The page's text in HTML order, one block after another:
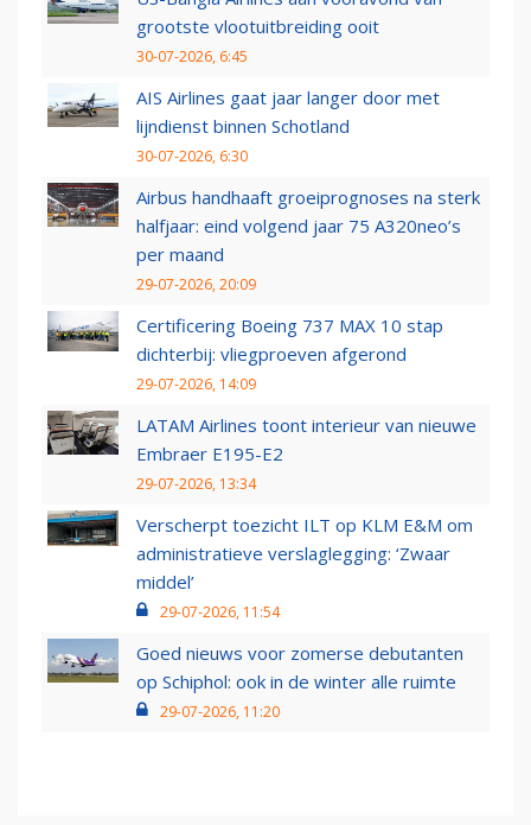
grootste vlootuitbreiding ooit
30-07-2026, 6:45
AIS Airlines gaat jaar langer door met
lijndienst binnen Schotland
30-07-2026, 6:30
Airbus handhaaft groeiprognoses na sterk
halfjaar: eind volgend jaar 75 A320neo’s
per maand
29-07-2026, 20:09
Certificering Boeing 737 MAX 10 stap
dichterbij: vliegproeven afgerond
29-07-2026, 14:09
LATAM Airlines toont interieur van nieuwe
Embraer E195-E2
29-07-2026, 13:34
Verscherpt toezicht ILT op KLM E&M om
administratieve verslaglegging: ‘Zwaar
middel’
29-07-2026, 11:54
Goed nieuws voor zomerse debutanten
op Schiphol: ook in de winter alle ruimte
29-07-2026, 11:20